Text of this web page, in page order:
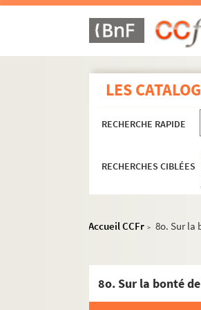
LES
RECHERCHE RAPIDE
RECHERCHES CIBLÉES
Accueil CCFr > 8o. Sur la
8o. Sur la bonté
1619. Publii
1620. (Epistolæ
1622. (Incerti
1624. (Recueil)
1625. Fratris
1626. Petri
1627. Magistri
1631. (Incerti
1632. (Liber